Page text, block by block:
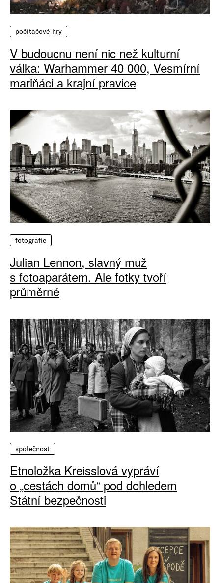
počítačové hry
V budoucnu není nic než kulturní
válka: Warhammer 40 000, Vesmírní
mariňáci a krajní pravice
fotografie
Julian Lennon, slavný muž
s fotoaparátem. Ale fotky tvoří
průměrné
společnost
Etnoložka Kreisslová vypráví
o „cestách domů“ pod dohledem
Státní bezpečnosti